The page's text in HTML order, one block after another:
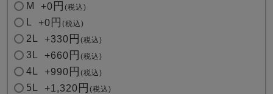
)
M +0 税込
+0 税込
2L +330 税込
3L +660 税込
4L +990 税込
5L +1,320 税込